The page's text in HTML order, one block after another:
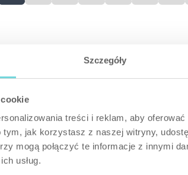
Szczegóły
treści i reklam, aby
jak korzystasz z naszej witryny,
mogą połączyć te informacje z innymi
usług.
Random events